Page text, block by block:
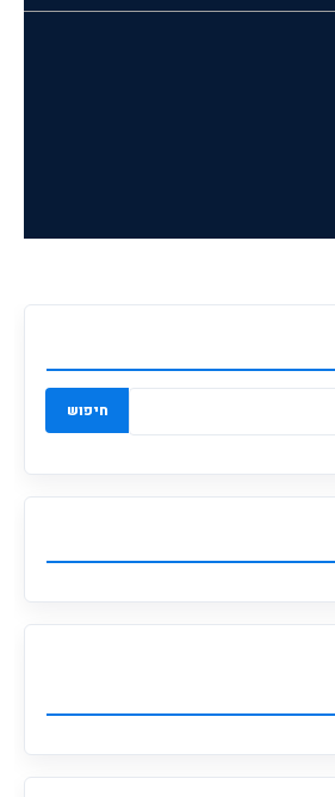
חיפוש